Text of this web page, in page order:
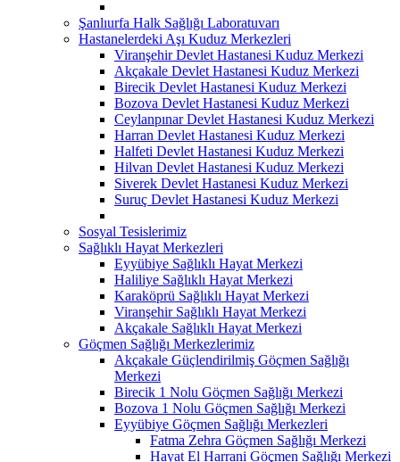
Şanlıurfa Halk Sağlığı Laboratuvarı
Hastanelerdeki Aşı Kuduz Merkezleri
Viranşehir Devlet Hastanesi Kuduz Merkezi
Akçakale Devlet Hastanesi Kuduz Merkezi
Birecik Devlet Hastanesi Kuduz Merkezi
Bozova Devlet Hastanesi Kuduz Merkezi
Ceylanpınar Devlet Hastanesi Kuduz Merkezi
Harran Devlet Hastanesi Kuduz Merkezi
Halfeti Devlet Hastanesi Kuduz Merkezi
Hilvan Devlet Hastanesi Kuduz Merkezi
Siverek Devlet Hastanesi Kuduz Merkezi
Suruç Devlet Hastanesi Kuduz Merkezi
Sosyal Tesislerimiz
Sağlıklı Hayat Merkezleri
Eyyübiye Sağlıklı Hayat Merkezi
Haliliye Sağlıklı Hayat Merkezi
Karaköprü Sağlıklı Hayat Merkezi
Viranşehir Sağlıklı Hayat Merkezi
Akçakale Sağlıklı Hayat Merkezi
Göçmen Sağlığı Merkezlerimiz
Akçakale Güçlendirilmiş Göçmen Sağlığı
Merkezi
Birecik 1 Nolu Göçmen Sağlığı Merkezi
Bozova 1 Nolu Göçmen Sağlığı Merkezi
Eyyübiye Göçmen Sağlığı Merkezleri
Fatma Zehra Göçmen Sağlığı Merkezi
Hayat El Harrani Göçmen Sağlığı Merkezi